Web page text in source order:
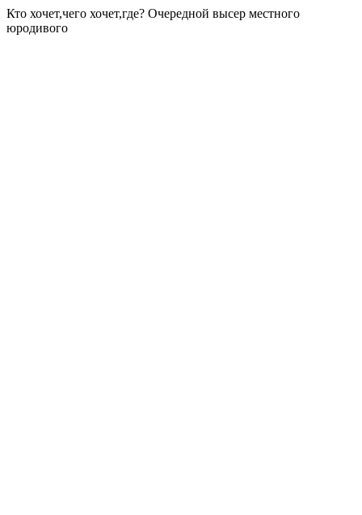
Кто хочет,чего хочет,где? Очередной высер местного
юродивого